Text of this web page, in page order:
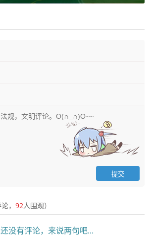
， 92人围观）
还没有评论，来说两句吧...